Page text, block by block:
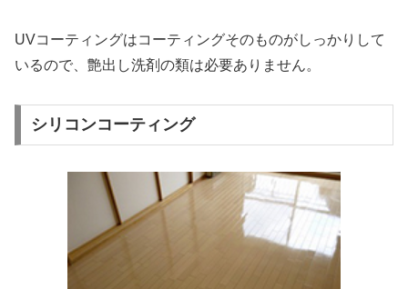
UVコーティングはコーティングそのものがしっかりして
いるので、艶出し洗剤の類は必要ありません。
シリコンコーティング